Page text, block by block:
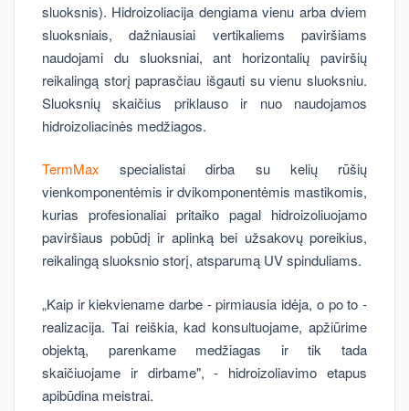
sluoksnis). Hidroizoliacija dengiama vienu arba dviem
sluoksniais, dažniausiai vertikaliems paviršiams
naudojami du sluoksniai, ant horizontalių paviršių
reikalingą storį paprasčiau išgauti su vienu sluoksniu.
Sluoksnių skaičius priklauso ir nuo naudojamos
hidroizoliacinės medžiagos.
TermMax specialistai dirba su kelių rūšių
vienkomponentėmis ir dvikomponentėmis mastikomis,
kurias profesionaliai pritaiko pagal hidroizoliuojamo
paviršiaus pobūdį ir aplinką bei užsakovų poreikius,
reikalingą sluoksnio storį, atsparumą UV spinduliams.
„Kaip ir kiekviename darbe - pirmiausia idėja, o po to -
realizacija. Tai reiškia, kad konsultuojame, apžiūrime
objektą, parenkame medžiagas ir tik tada
skaičiuojame ir dirbame", - hidroizoliavimo etapus
apibūdina meistrai.